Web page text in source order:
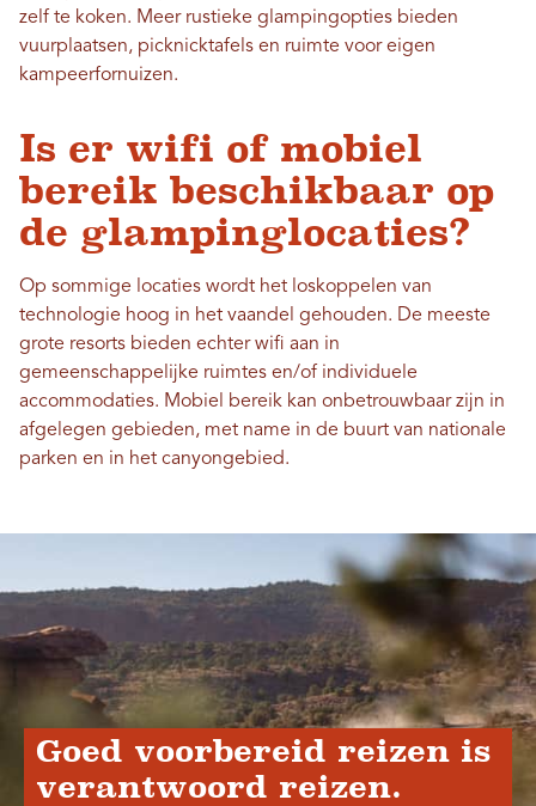
zelf te koken. Meer rustieke glampingopties bieden
vuurplaatsen, picknicktafels en ruimte voor eigen
kampeerfornuizen.
Is er wifi of mobiel
bereik beschikbaar op
de glampinglocaties?
Op sommige locaties wordt het loskoppelen van
technologie hoog in het vaandel gehouden. De meeste
grote resorts bieden echter wifi aan in
gemeenschappelijke ruimtes en/of individuele
accommodaties. Mobiel bereik kan onbetrouwbaar zijn in
afgelegen gebieden, met name in de buurt van nationale
parken en in het canyongebied.
Goed voorbereid reizen is
verantwoord reizen.